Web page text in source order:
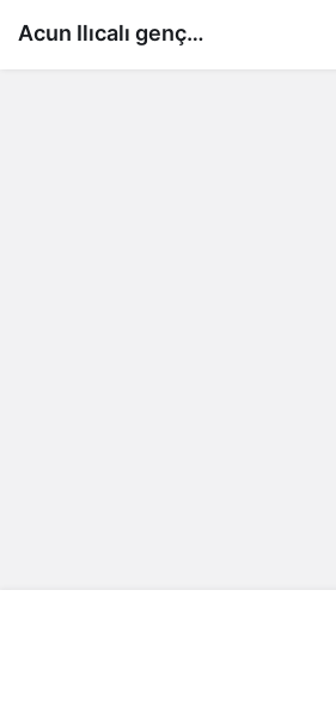
Acun Ilıcalı genç